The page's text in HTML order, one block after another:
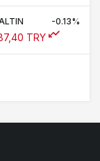
-0.13%
TRY